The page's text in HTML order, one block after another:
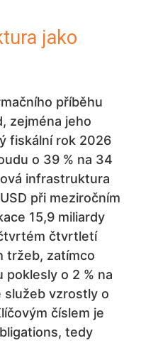
jako
příběhu
zejména jeho
fiskální rok 2026
o 39 % na 34
infrastruktura
při meziročním
15,9 miliardy
čtvrtletí
tržeb, zatímco
o 2 % na
služeb vzrostly o
číslem je
tedy